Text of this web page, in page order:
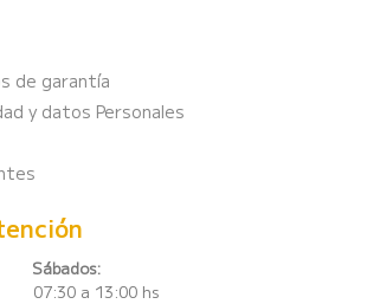
de garantía
y datos Personales
Sábados:
a 13:00 hs